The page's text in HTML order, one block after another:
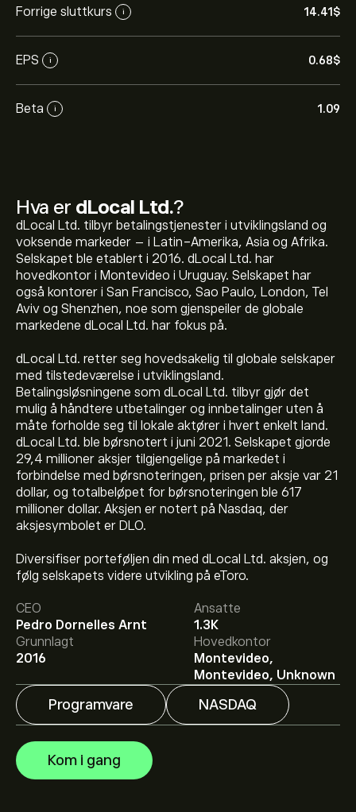
Forrige sluttkurs i 14.41‎$‎
EPS i 0.68‎$‎
Beta i 1.09
Hva er dLocal Ltd.?
dLocal Ltd. tilbyr betalingstjenester i utviklingsland og
voksende markeder – i Latin-Amerika, Asia og Afrika.
Selskapet ble etablert i 2016. dLocal Ltd. har
hovedkontor i Montevideo i Uruguay. Selskapet har
også kontorer i San Francisco, Sao Paulo, London, Tel
Aviv og Shenzhen, noe som gjenspeiler de globale
markedene dLocal Ltd. har fokus på.
dLocal Ltd. retter seg hovedsakelig til globale selskaper
med tilstedeværelse i utviklingsland.
Betalingsløsningene som dLocal Ltd. tilbyr gjør det
mulig å håndtere utbetalinger og innbetalinger uten å
måte forholde seg til lokale aktører i hvert enkelt land.
dLocal Ltd. ble børsnotert i juni 2021. Selskapet gjorde
29,4 millioner aksjer tilgjengelige på markedet i
forbindelse med børsnoteringen, prisen per aksje var 21
dollar, og totalbeløpet for børsnoteringen ble 617
millioner dollar. Aksjen er notert på Nasdaq, der
aksjesymbolet er DLO.
Diversifiser porteføljen din med dLocal Ltd. aksjen, og
følg selskapets videre utvikling på eToro.
CEO
Pedro Dornelles Arnt
Ansatte
1.3K
Grunnlagt
2016
Hovedkontor
Montevideo,
Montevideo, Unknown
Programvare NASDAQ
Kom i gang
Den nåværende prisen på DLO er 14.41‎$‎.
Det gjennomsnittlige kursmålet for dLocal Ltd. er
14.41‎$‎.Registrer degpå eToro for detaljerte
forventninger og kursmål fra analytikere.
Analytikere gir forventninger for dLocal Ltd. basert på
markedstrender, finansielle rapporter og forventet
vekst. Sjekk de nyeste forventningene for fremtidige
prisbevegelser.
Markedsverdien til dLocal Ltd. er 4.25B‎$‎
Basert på anbefalinger fra 1 analytikere for DLO de siste